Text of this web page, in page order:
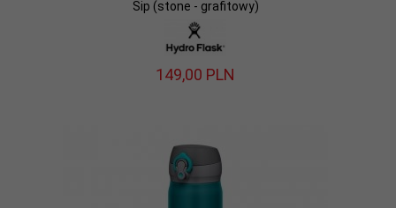
Sip (stone - grafitowy)
149,00 PLN